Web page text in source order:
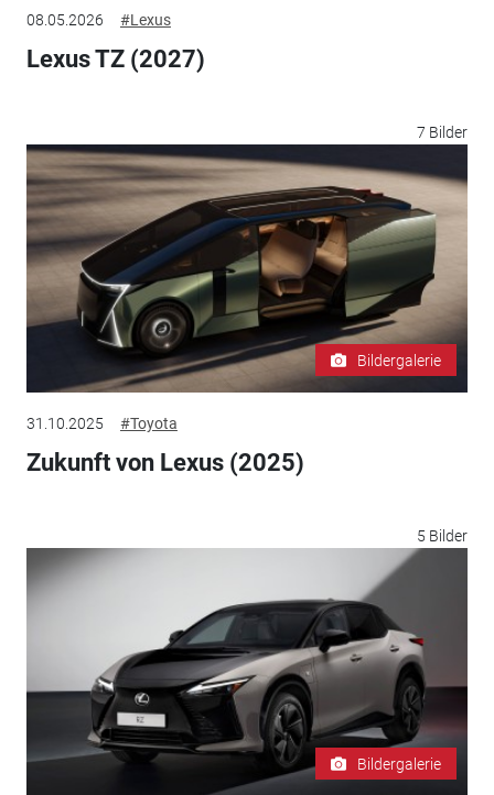
08.05.2026 #Lexus
Lexus TZ (2027)
7 Bilder
Bildergalerie
31.10.2025 #Toyota
Zukunft von Lexus (2025)
5 Bilder
Bildergalerie